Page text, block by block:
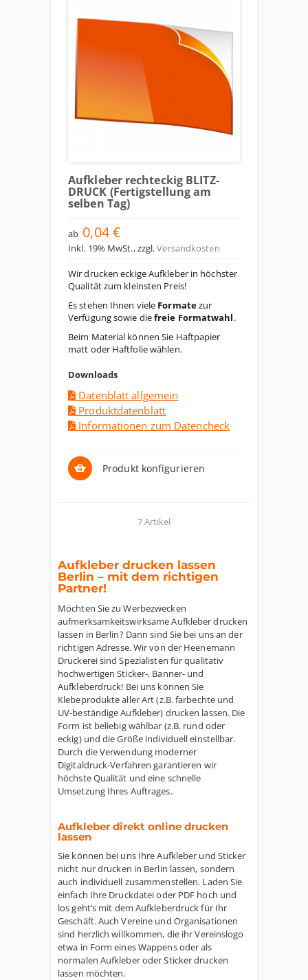
Aufkleber rechteckig BLITZ-
DRUCK (Fertigstellung am
selben Tag)
ab 0,04 €
Inkl. 19% MwSt.,zzgl.Versandkosten
Wir drucken eckige Aufkleber in höchster
Qualität zum kleinsten Preis!
Es stehen Ihnen viele Formatezur
Verfügung sowie diefreie Formatwahl.
Beim Material können Sie Haftpapier
matt oder Haftfolie wählen.
Downloads
Datenblatt allgemein
Produktdatenblatt
Informationen zum Datencheck
Produkt konfigurieren
7 Artikel
Aufkleber drucken lassen
Berlin – mit dem richtigen
Partner!
Möchten Sie zu Werbezwecken
aufmerksamkeitswirksame Aufkleber drucken
lassen in Berlin? Dann sind Sie bei uns an der
richtigen Adresse. Wir von der Heenemann
Druckerei sind Spezialisten für qualitativ
hochwertigen Sticker-, Banner- und
Aufkleberdruck! Bei uns können Sie
Klebeprodukte aller Art (z.B. farbechte und
UV-beständige Aufkleber) drucken lassen. Die
Form ist beliebig wählbar (z.B. rund oder
eckig) und die Größe individuell einstellbar.
Durch die Verwendung moderner
Digitaldruck-Verfahren garantieren wir
höchste Qualität und eine schnelle
Umsetzung Ihres Auftrages.
Aufkleber direkt online drucken
lassen
Sie können bei uns Ihre Aufkleber und Sticker
nicht nur drucken in Berlin lassen, sondern
auch individuell zusammenstellen. Laden Sie
einfach Ihre Druckdatei oder PDF hoch und
los geht’s mit dem Aufkleberdruck für Ihr
Geschäft. Auch Vereine und Organisationen
sind herzlich willkommen, die ihr Vereinslogo
etwa in Form eines Wappens oder als
normalen Aufkleber oder Sticker drucken
lassen möchten.